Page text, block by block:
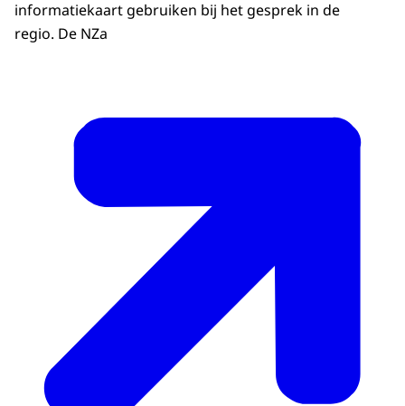
informatiekaart gebruiken bij het gesprek in de
regio. De NZa